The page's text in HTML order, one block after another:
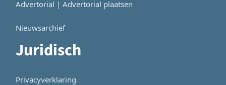
Advertorial | Advertorial plaatsen
Nieuwsarchief
Juridisch
Privacyverklaring